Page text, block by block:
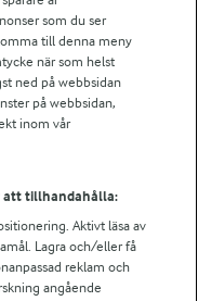
som du ser
till denna meny
när som helst
ned på webbsidan
på webbsidan,
inom vår
att tillhandahålla:
Aktivt läsa av
Lagra och/eller få
reklam och
angående